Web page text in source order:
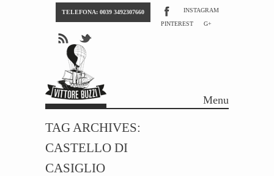
TELEFONA: 0039 3492307660
INSTAGRAM
PINTEREST
G+
Menu
TAG ARCHIVES:
CASTELLO DI
CASIGLIO